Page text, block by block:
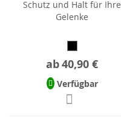
Schutz und Halt für Ihre
Gelenke
ab40,90 €
Verfügbar